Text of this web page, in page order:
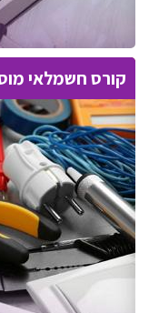
קורס חשמלאי